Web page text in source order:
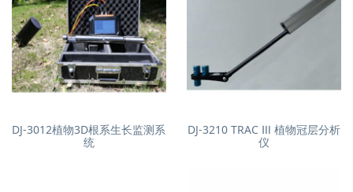
DJ-3012植物3D根系生长监测系
统
DJ-3210 TRAC Ⅲ 植物冠层分析
仪